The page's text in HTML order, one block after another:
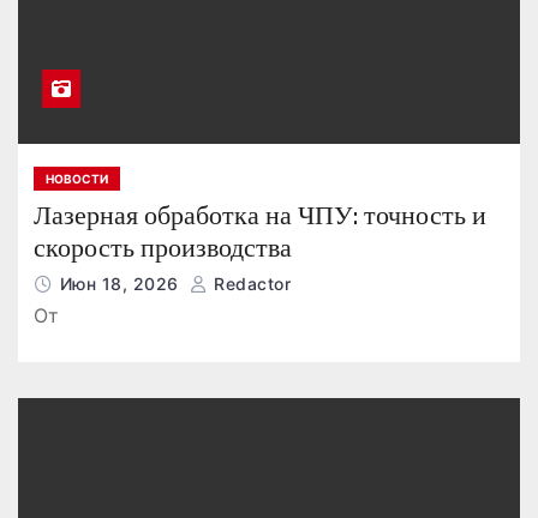
НОВОСТИ
Лазерная обработка на ЧПУ: точность и
скорость производства
Июн 18, 2026 Redactor
От